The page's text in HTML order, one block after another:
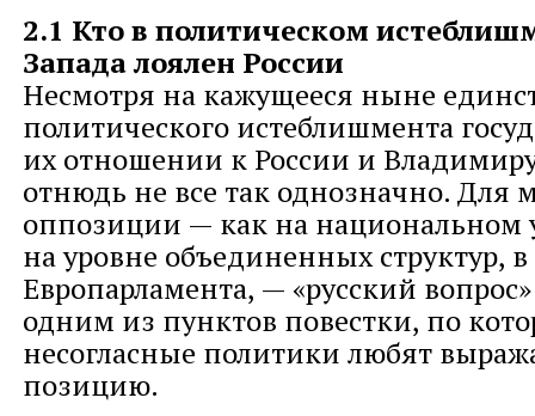
2.1 Кто в политическом
Запада лоялен России
Несмотря на кажущееся ныне
политического истеблишмента
их отношении к России и
отнюдь не все так однозначно. Для
оппозиции — как на национальном
на уровне объединенных структур, в
Европарламента, — «русский
одним из пунктов повестки, по
несогласные политики любят
позицию.